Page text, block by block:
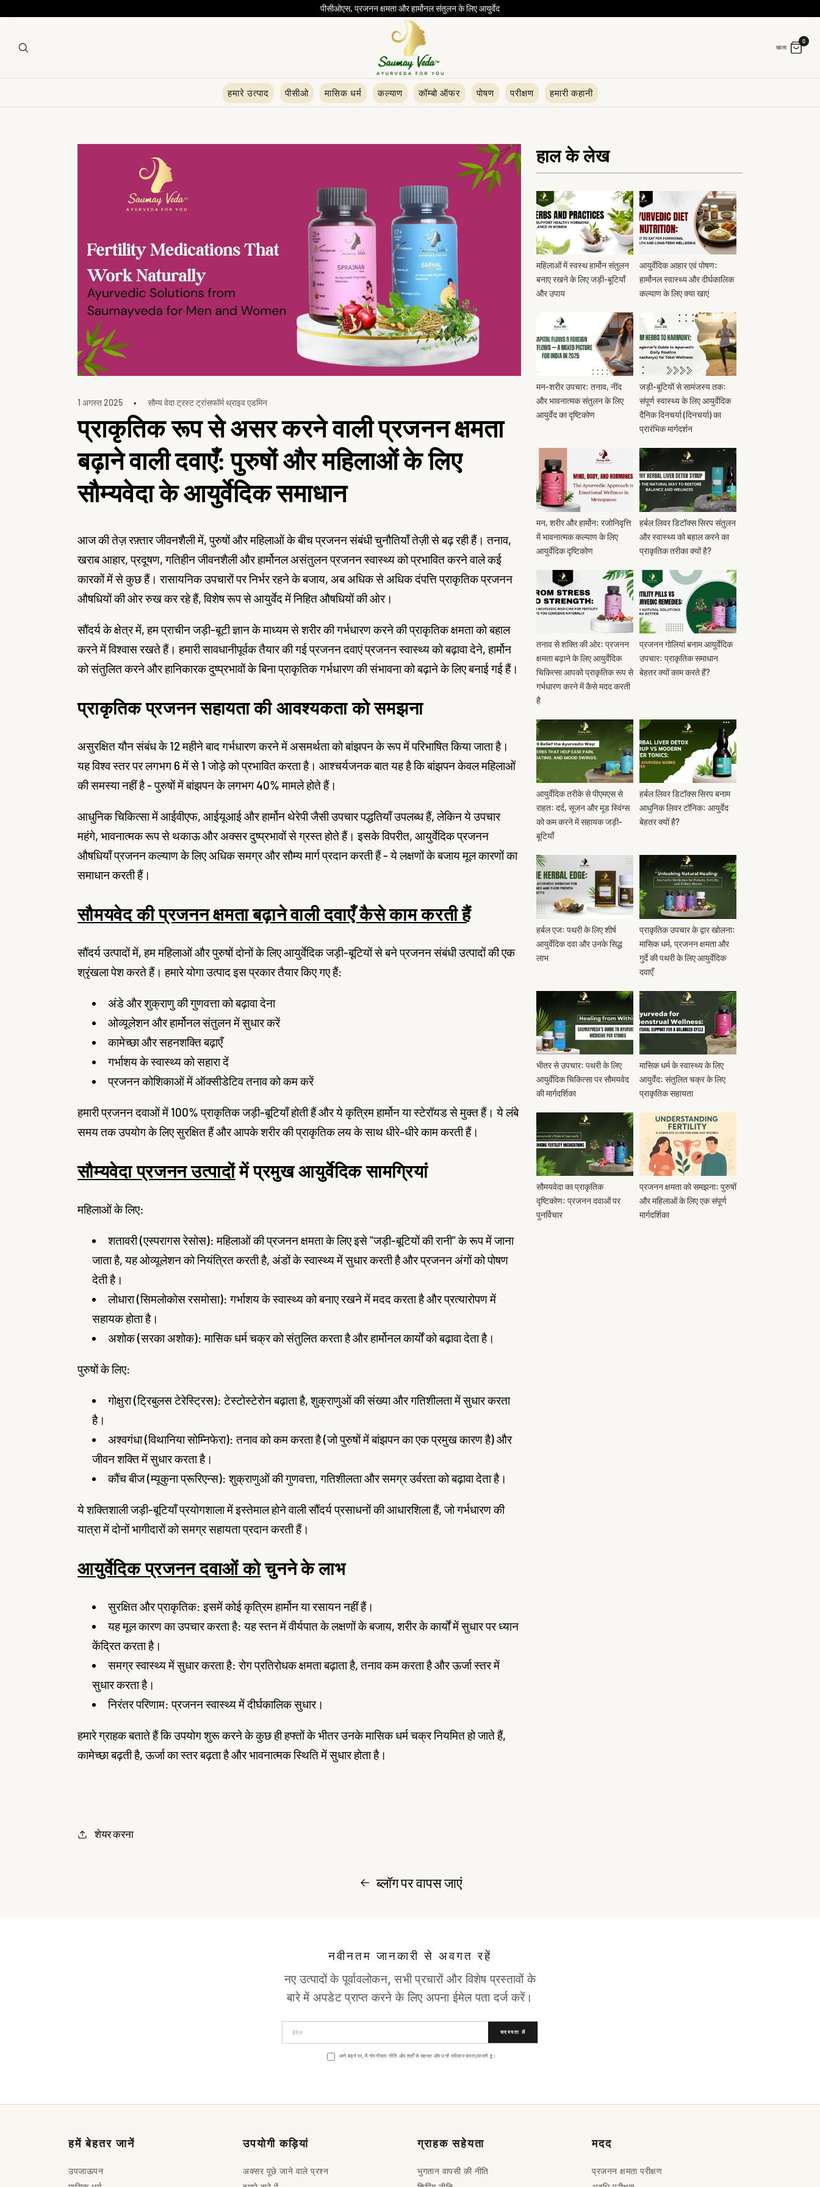
पीसीओएस, प्रजनन क्षमता और हार्मोनल संतुलन के लिए आयुर्वेद
खाता
0
हमारे उत्पाद पीसीओ मासिक धर्म कल्याण कॉम्बो ऑफर पोषण परीक्षण हमारी कहानी
1 अगस्त 2025 सौम्य वेदा ट्रस्ट ट्रांसफॉर्म थ्राइव एडमिन
प्राकृतिक रूप से असर करने वाली प्रजनन क्षमता
बढ़ाने वाली दवाएँ: पुरुषों और महिलाओं के लिए
सौम्यवेदा के आयुर्वेदिक समाधान
आज की तेज़ रफ़्तार जीवनशैली में, पुरुषों और महिलाओं के बीच प्रजनन संबंधी चुनौतियाँ तेज़ी से बढ़ रही हैं। तनाव,
खराब आहार, प्रदूषण, गतिहीन जीवनशैली और हार्मोनल असंतुलन प्रजनन स्वास्थ्य को प्रभावित करने वाले कई
कारकों में से कुछ हैं। रासायनिक उपचारों पर निर्भर रहने के बजाय, अब अधिक से अधिक दंपत्ति प्राकृतिक प्रजनन
औषधियों की ओर रुख कर रहे हैं, विशेष रूप से आयुर्वेद में निहित औषधियों की ओर।
सौंदर्य के क्षेत्र में, हम प्राचीन जड़ी-बूटी ज्ञान के माध्यम से शरीर की गर्भधारण करने की प्राकृतिक क्षमता को बहाल
करने में विश्वास रखते हैं। हमारी सावधानीपूर्वक तैयार की गई प्रजनन दवाएं प्रजनन स्वास्थ्य को बढ़ावा देने, हार्मोन
को संतुलित करने और हानिकारक दुष्प्रभावों के बिना प्राकृतिक गर्भधारण की संभावना को बढ़ाने के लिए बनाई गई हैं।
प्राकृतिक प्रजनन सहायता की आवश्यकता को समझना
असुरक्षित यौन संबंध के 12 महीने बाद गर्भधारण करने में असमर्थता को बांझपन के रूप में परिभाषित किया जाता है।
यह विश्व स्तर पर लगभग 6 में से 1 जोड़े को प्रभावित करता है। आश्चर्यजनक बात यह है कि बांझपन केवल महिलाओं
की समस्या नहीं है - पुरुषों में बांझपन के लगभग 40% मामले होते हैं।
आधुनिक चिकित्सा में आईवीएफ, आईयूआई और हार्मोन थेरेपी जैसी उपचार पद्धतियाँ उपलब्ध हैं, लेकिन ये उपचार
महंगे, भावनात्मक रूप से थकाऊ और अक्सर दुष्प्रभावों से ग्रस्त होते हैं। इसके विपरीत, आयुर्वेदिक प्रजनन
औषधियाँ प्रजनन कल्याण के लिए अधिक समग्र और सौम्य मार्ग प्रदान करती हैं - ये लक्षणों के बजाय मूल कारणों का
समाधान करती हैं।
सौमयवेद की प्रजनन क्षमता बढ़ाने वाली दवाएँ कैसे काम करती हैं
सौंदर्य उत्पादों में, हम महिलाओं और पुरुषों दोनों के लिए आयुर्वेदिक जड़ी-बूटियों से बने प्रजनन संबंधी उत्पादों की एक
श्रृंखला पेश करते हैं। हमारे योगा उत्पाद इस प्रकार तैयार किए गए हैं:
अंडे और शुक्राणु की गुणवत्ता को बढ़ावा देना
ओव्यूलेशन और हार्मोनल संतुलन में सुधार करें
कामेच्छा और सहनशक्ति बढ़ाएँ
गर्भाशय के स्वास्थ्य को सहारा दें
प्रजनन कोशिकाओं में ऑक्सीडेटिव तनाव को कम करें
हमारी प्रजनन दवाओं में 100% प्राकृतिक जड़ी-बूटियाँ होती हैं और ये कृत्रिम हार्मोन या स्टेरॉयड से मुक्त हैं। ये लंबे
समय तक उपयोग के लिए सुरक्षित हैं और आपके शरीर की प्राकृतिक लय के साथ धीरे-धीरे काम करती हैं।
सौम्यवेदा प्रजनन उत्पादोंमें प्रमुख आयुर्वेदिक सामग्रियां
महिलाओं के लिए:
शतावरी (एस्परागस रेसोस): महिलाओं की प्रजनन क्षमता के लिए इसे "जड़ी-बूटियों की रानी" के रूप में जाना
जाता है, यह ओव्यूलेशन को नियंत्रित करती है, अंडों के स्वास्थ्य में सुधार करती है और प्रजनन अंगों को पोषण
देती है।
लोधारा (सिमलोकोस रसमोसा): गर्भाशय के स्वास्थ्य को बनाए रखने में मदद करता है और प्रत्यारोपण में
सहायक होता है।
अशोक (सरका अशोक): मासिक धर्म चक्र को संतुलित करता है और हार्मोनल कार्यों को बढ़ावा देता है।
पुरुषों के लिए:
गोक्षुरा (ट्रिबुलस टेरेस्ट्रिस): टेस्टोस्टेरोन बढ़ाता है, शुक्राणुओं की संख्या और गतिशीलता में सुधार करता
है।
अश्वगंधा (विथानिया सोम्निफेरा): तनाव को कम करता है (जो पुरुषों में बांझपन का एक प्रमुख कारण है) और
जीवन शक्ति में सुधार करता है।
कौंच बीज (म्यूकुना प्रूरिएन्स): शुक्राणुओं की गुणवत्ता, गतिशीलता और समग्र उर्वरता को बढ़ावा देता है।
ये शक्तिशाली जड़ी-बूटियाँ प्रयोगशाला में इस्तेमाल होने वाली सौंदर्य प्रसाधनों की आधारशिला हैं, जो गर्भधारण की
यात्रा में दोनों भागीदारों को समग्र सहायता प्रदान करती हैं।
आयुर्वेदिक प्रजनन दवाओं कोचुनने के लाभ
सुरक्षित और प्राकृतिक: इसमें कोई कृत्रिम हार्मोन या रसायन नहीं हैं।
यह मूल कारण का उपचार करता है: यह स्तन में वीर्यपात के लक्षणों के बजाय, शरीर के कार्यों में सुधार पर ध्यान
केंद्रित करता है।
समग्र स्वास्थ्य में सुधार करता है: रोग प्रतिरोधक क्षमता बढ़ाता है, तनाव कम करता है और ऊर्जा स्तर में
सुधार करता है।
निरंतर परिणाम: प्रजनन स्वास्थ्य में दीर्घकालिक सुधार।
हमारे ग्राहक बताते हैं कि उपयोग शुरू करने के कुछ ही हफ्तों के भीतर उनके मासिक धर्म चक्र नियमित हो जाते हैं,
कामेच्छा बढ़ती है, ऊर्जा का स्तर बढ़ता है और भावनात्मक स्थिति में सुधार होता है।
शेयर करना
हाल के लेख
महिलाओं में स्वस्थ हार्मोन संतुलन
बनाए रखने के लिए जड़ी-बूटियाँ
और उपाय
आयुर्वेदिक आहार एवं पोषण:
हार्मोनल स्वास्थ्य और दीर्घकालिक
कल्याण के लिए क्या खाएं
मन-शरीर उपचार: तनाव, नींद
और भावनात्मक संतुलन के लिए
आयुर्वेद का दृष्टिकोण
जड़ी-बूटियों से सामंजस्य तक:
संपूर्ण स्वास्थ्य के लिए आयुर्वेदिक
दैनिक दिनचर्या (दिनचर्या) का
प्रारंभिक मार्गदर्शन
मन, शरीर और हार्मोन: रजोनिवृत्ति
में भावनात्मक कल्याण के लिए
आयुर्वेदिक दृष्टिकोण
हर्बल लिवर डिटॉक्स सिरप संतुलन
और स्वास्थ्य को बहाल करने का
प्राकृतिक तरीका क्यों है?
तनाव से शक्ति की ओर: प्रजनन
क्षमता बढ़ाने के लिए आयुर्वेदिक
चिकित्सा आपको प्राकृतिक रूप से
गर्भधारण करने में कैसे मदद करती
है
प्रजनन गोलियां बनाम आयुर्वेदिक
उपचार: प्राकृतिक समाधान
बेहतर क्यों काम करते हैं?
आयुर्वेदिक तरीके से पीएमएस से
राहत: दर्द, सूजन और मूड स्विंग्स
को कम करने में सहायक जड़ी-
बूटियाँ
हर्बल लिवर डिटॉक्स सिरप बनाम
आधुनिक लिवर टॉनिक: आयुर्वेद
बेहतर क्यों है?
हर्बल एज: पथरी के लिए शीर्ष
आयुर्वेदिक दवा और उनके सिद्ध
लाभ
प्राकृतिक उपचार के द्वार खोलना:
मासिक धर्म, प्रजनन क्षमता और
गुर्दे की पथरी के लिए आयुर्वेदिक
दवाएँ
भीतर से उपचार: पथरी के लिए
आयुर्वेदिक चिकित्सा पर सौमयवेद
की मार्गदर्शिका
मासिक धर्म के स्वास्थ्य के लिए
आयुर्वेद: संतुलित चक्र के लिए
प्राकृतिक सहायता
सौमयवेदा का प्राकृतिक
दृष्टिकोण: प्रजनन दवाओं पर
पुनर्विचार
प्रजनन क्षमता को समझना: पुरुषों
और महिलाओं के लिए एक संपूर्ण
मार्गदर्शिका
ब्लॉग पर वापस जाएं
नवीनतम जानकारी से अवगत रहें
नए उत्पादों के पूर्वावलोकन, सभी प्रचारों और विशेष प्रस्तावों के
बारे में अपडेट प्राप्त करने के लिए अपना ईमेल पता दर्ज करें।
सदस्यता लें
आगे बढ़ने पर, मैं गोपनीयता नीति और शर्तों से सहमत और उन्हें स्वीकार करता/करती हूं।
हमें बेहतर जानें
उपजाऊपन
उपयोगी कड़ियां
अक्सर पूछे जाने वाले प्रश्न
ग्राहक सहेयता
भुगतान वापसी की नीति
मदद
प्रजनन क्षमता परीक्षण